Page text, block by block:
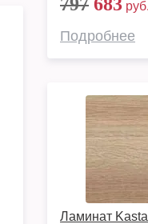
Подробнее
Ламинат